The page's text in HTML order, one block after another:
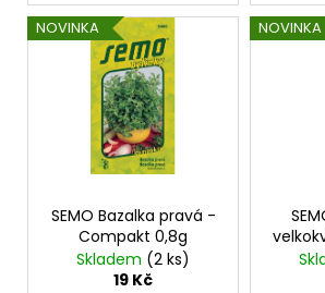
NOVINKA
SEMO Bazalka pravá -
Compakt 0,8g
Skladem (2 ks)
19 Kč
NOVINKA